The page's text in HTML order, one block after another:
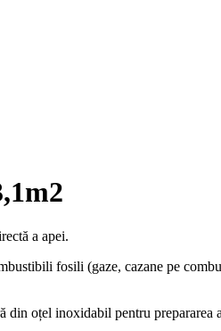
a apei.
fosili (gaze, cazane pe
din oțel inoxidabil pentru prepararea